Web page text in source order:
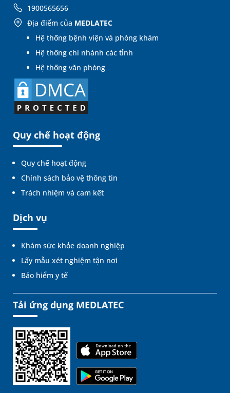
1900565656
Địa điểm của MEDLATEC
Hệ thống bệnh viện và phòng khám
Hệ thống chi nhánh các tỉnh
Hệ thống văn phòng
Quy chế hoạt động
Quy chế hoạt động
Chính sách bảo vệ thông tin
Trách nhiệm và cam kết
Dịch vụ
Khám sức khỏe doanh nghiệp
Lấy mẫu xét nghiệm tận nơi
Bảo hiểm y tế
Tải ứng dụng MEDLATEC